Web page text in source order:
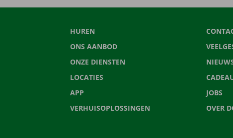
HUREN
ONS AANBOD
ONZE DIENSTEN
LOCATIES
APP
VERHUISOPLOSSINGEN
JOBS
OVER